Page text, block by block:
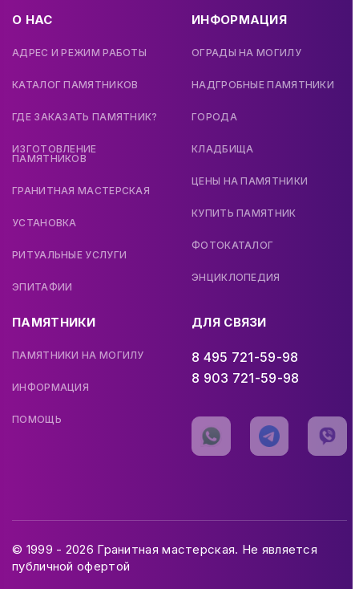
О НАС
АДРЕС И РЕЖИМ РАБОТЫ
КАТАЛОГ ПАМЯТНИКОВ
ГДЕ ЗАКАЗАТЬ ПАМЯТНИК?
ИЗГОТОВЛЕНИЕ
ПАМЯТНИКОВ
ГРАНИТНАЯ МАСТЕРСКАЯ
УСТАНОВКА
РИТУАЛЬНЫЕ УСЛУГИ
ЭПИТАФИИ
ИНФОРМАЦИЯ
ОГРАДЫ НА МОГИЛУ
НАДГРОБНЫЕ ПАМЯТНИКИ
ГОРОДА
КЛАДБИЩА
ЦЕНЫ НА ПАМЯТНИКИ
КУПИТЬ ПАМЯТНИК
ФОТОКАТАЛОГ
ЭНЦИКЛОПЕДИЯ
ПАМЯТНИКИ
ПАМЯТНИКИ НА МОГИЛУ
ИНФОРМАЦИЯ
ПОМОЩЬ
ДЛЯ СВЯЗИ
8 495 721-59-98
8 903 721-59-98
© 1999 - 2026 Гранитная мастерская. Не является
публичной офертой